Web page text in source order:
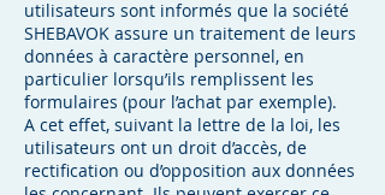
utilisateurs sont informés que la société
SHEBAVOK assure un traitement de leurs
données à caractère personnel, en
particulier lorsqu’ils remplissent les
formulaires (pour l’achat par exemple).
A cet effet, suivant la lettre de la loi, les
utilisateurs ont un droit d’accès, de
rectification ou d’opposition aux données